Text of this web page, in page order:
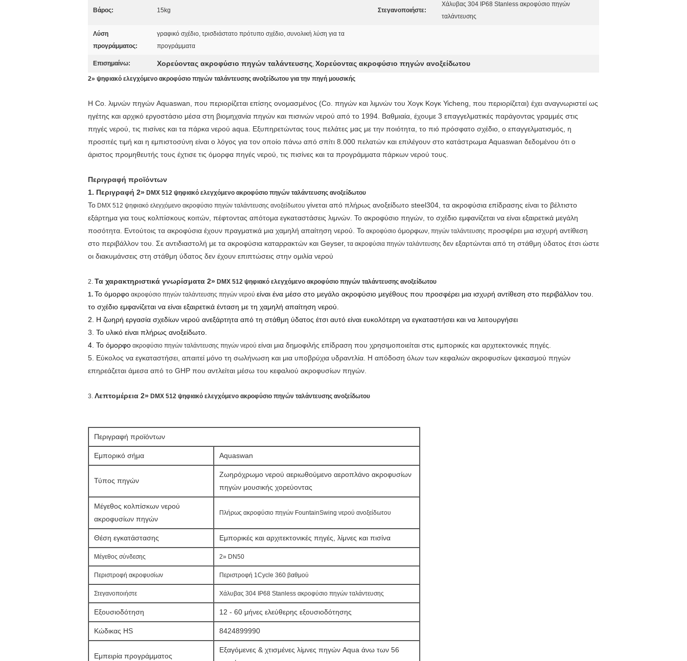
Βάρος: 15kg Στεγανοποιήστε:
Χάλυβας 304 IP68 Stanless ακροφύσιο πηγών
ταλάντευσης
Λύση
προγράμματος:
γραφικό σχέδιο, τρισδιάστατο πρότυπο σχέδιο, συνολική λύση για τα
προγράμματα
Επισημαίνω: Χορεύοντας ακροφύσιο πηγών ταλάντευσης, Χορεύοντας ακροφύσιο πηγών ανοξείδωτου
2» ψηφιακό ελεγχόμενο ακροφύσιο πηγών ταλάντευσης ανοξείδωτου για την πηγή μουσικής
Η Co. λιμνών πηγών Aquaswan, που περιορίζεται επίσης ονομασμένος (Co. πηγών και λιμνών του Χογκ Κογκ Yicheng, που περιορίζεται) έχει αναγνωριστεί ως
ηγέτης και αρχικό εργοστάσιο μέσα στη βιομηχανία πηγών και πισινών νερού από το 1994. Βαθμιαία, έχουμε 3 επαγγελματικές παράγοντας γραμμές στις
πηγές νερού, τις πισίνες και τα πάρκα νερού aqua. Εξυπηρετώντας τους πελάτες μας με την ποιότητα, το πιό πρόσφατο σχέδιο, ο επαγγελματισμός, η
προσιτές τιμή και η εμπιστοσύνη είναι ο λόγος για τον οποίο πάνω από σπίτι 8.000 πελατών και επιλέγουν στο κατάστρωμα Aquaswan δεδομένου ότι ο
άριστος προμηθευτής τους έχτισε τις όμορφα πηγές νερού, τις πισίνες και τα προγράμματα πάρκων νερού τους.
Περιγραφή προϊόντων
1. Περιγραφή 2» DMX 512 ψηφιακό ελεγχόμενο ακροφύσιο πηγών ταλάντευσης ανοξείδωτου
Το DMX 512 ψηφιακό ελεγχόμενο ακροφύσιο πηγών ταλάντευσης ανοξείδωτου γίνεται από πλήρως ανοξείδωτο steel304, τα ακροφύσια επίδρασης είναι το βέλτιστο
εξάρτημα για τους κολπίσκους κοιτών, πέφτοντας απότομα εγκαταστάσεις λιμνών. Το ακροφύσιο πηγών, το σχέδιο εμφανίζεται να είναι εξαιρετικά μεγάλη
ποσότητα. Εντούτοις τα ακροφύσια έχουν πραγματικά μια χαμηλή απαίτηση νερού. Το ακροφύσιο όμορφων, πηγών ταλάντευσης προσφέρει μια ισχυρή αντίθεση
στο περιβάλλον του. Σε αντιδιαστολή με τα ακροφύσια καταρρακτών και Geyser, τα ακροφύσια πηγών ταλάντευσης δεν εξαρτώνται από τη στάθμη ύδατος έτσι ώστε
οι διακυμάνσεις στη στάθμη ύδατος δεν έχουν επιπτώσεις στην ομιλία νερού
2. Τα χαρακτηριστικά γνωρίσματα 2» DMX 512 ψηφιακό ελεγχόμενο ακροφύσιο πηγών ταλάντευσης ανοξείδωτου
1. Το όμορφο ακροφύσιο πηγών ταλάντευσης πηγών νερού είναι ένα μέσο στο μεγάλο ακροφύσιο μεγέθους που προσφέρει μια ισχυρή αντίθεση στο περιβάλλον του.
το σχέδιο εμφανίζεται να είναι εξαιρετικά ένταση με τη χαμηλή απαίτηση νερού.
2. Η ζωηρή εργασία σχεδίων νερού ανεξάρτητα από τη στάθμη ύδατος έτσι αυτό είναι ευκολότερη να εγκαταστήσει και να λειτουργήσει
3. Το υλικό είναι πλήρως ανοξείδωτο.
4. Το όμορφο ακροφύσιο πηγών ταλάντευσης πηγών νερού είναι μια δημοφιλής επίδραση που χρησιμοποιείται στις εμπορικές και αρχιτεκτονικές πηγές.
5. Εύκολος να εγκαταστήσει, απαιτεί μόνο τη σωλήνωση και μια υποβρύχια υδραντλία. Η απόδοση όλων των κεφαλιών ακροφυσίων ψεκασμού πηγών
επηρεάζεται άμεσα από το GHP που αντλείται μέσω του κεφαλιού ακροφυσίων πηγών.
3. Λεπτομέρεια 2» DMX 512 ψηφιακό ελεγχόμενο ακροφύσιο πηγών ταλάντευσης ανοξείδωτου
Περιγραφή προϊόντων
Εμπορικό σήμα Aquaswan
Τύπος πηγών
Ζωηρόχρωμο νερού αεριωθούμενο αεροπλάνο ακροφυσίων
πηγών μουσικής χορεύοντας
Μέγεθος κολπίσκων νερού
ακροφυσίων πηγών
Πλήρως ακροφύσιο πηγών FountainSwing νερού ανοξείδωτου
Θέση εγκατάστασης Εμπορικές και αρχιτεκτονικές πηγές, λίμνες και πισίνα
Μέγεθος σύνδεσης 2» DN50
Περιστροφή ακροφυσίων Περιστροφή 1Cycle 360 βαθμού
Στεγανοποιήστε Χάλυβας 304 IP68 Stanless ακροφύσιο πηγών ταλάντευσης
Εξουσιοδότηση 12 - 60 μήνες ελεύθερης εξουσιοδότησης
Κώδικας HS 8424899990
Εμπειρία προγράμματος
Εξαγόμενες & χτισμένες λίμνες πηγών Aqua άνω των 56